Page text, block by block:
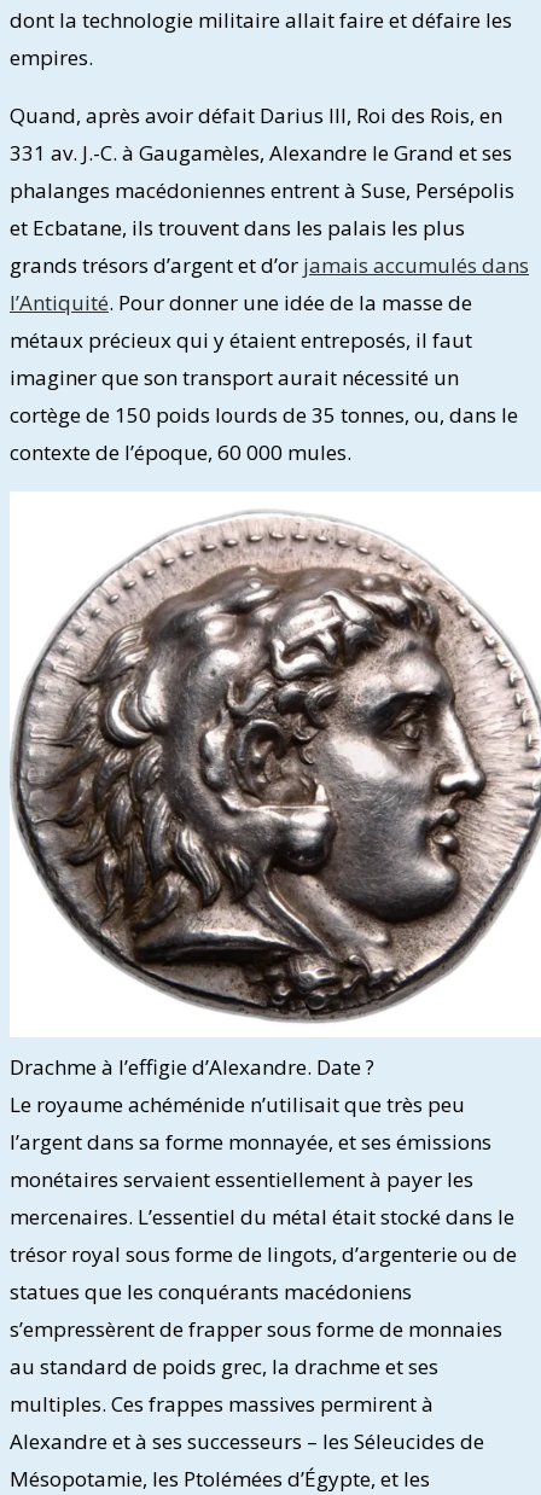
dont la technologie militaire allait faire et défaire les
empires.
Quand, après avoir défait Darius III, Roi des Rois, en
331 av. J.-C. à Gaugamèles, Alexandre le Grand et ses
phalanges macédoniennes entrent à Suse, Persépolis
et Ecbatane, ils trouvent dans les palais les plus
grands trésors d’argent et d’or jamais accumulés dans
l’Antiquité. Pour donner une idée de la masse de
métaux précieux qui y étaient entreposés, il faut
imaginer que son transport aurait nécessité un
cortège de 150 poids lourds de 35 tonnes, ou, dans le
contexte de l’époque, 60 000 mules.
Drachme à l’effigie d’Alexandre. Date ?
Le royaume achéménide n’utilisait que très peu
l’argent dans sa forme monnayée, et ses émissions
monétaires servaient essentiellement à payer les
mercenaires. L’essentiel du métal était stocké dans le
trésor royal sous forme de lingots, d’argenterie ou de
statues que les conquérants macédoniens
s’empressèrent de frapper sous forme de monnaies
au standard de poids grec, la drachme et ses
multiples. Ces frappes massives permirent à
Alexandre et à ses successeurs – les Séleucides de
Mésopotamie, les Ptolémées d’Égypte, et les